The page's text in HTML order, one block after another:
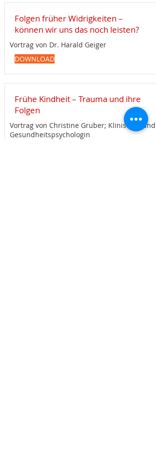
Folgen früher Widrigkeiten –
können wir uns das noch leisten?
Vortrag von Dr. Harald Geiger
DOWNLOAD
Frühe Kindheit – Trauma und ihre
Folgen
Vortrag von Christine Gruber; Klinische- und
Gesundheitspsychologin